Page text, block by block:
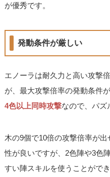
が優秀です。
発動条件が厳しい
エノーラは耐久力と高い攻撃
が、最大攻撃倍率の発動条件
4色以上同時攻撃なので、パズ
木の9個で10倍の攻撃倍率が
性が良いですが、2色陣や3色
すい陣スキルを使うことがで